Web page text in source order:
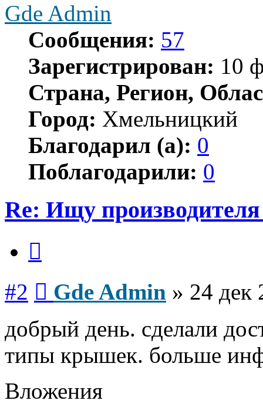
Gde Admin
Сообщения: 57
Зарегистрирован: 10
Страна, Регион,
Город: Хмельницкий
Благодарил (а): 0
Поблагодарили: 0
Re: Ищу
#2 Gde Admin » 24 дек
добрый день. сделали
типы крышек. больше
Вложения